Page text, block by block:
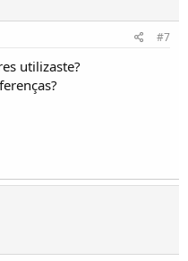
#7
utilizaste?